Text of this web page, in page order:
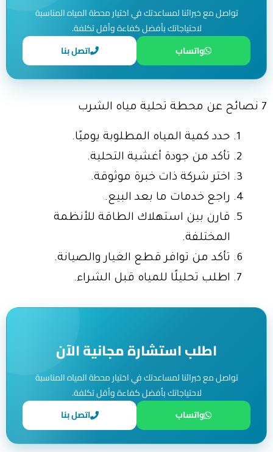
تواصل مع خبرائنا لمساعدتك في اختيار محطة المياه المناسبة
لاحتياجاتك بأفضل كفاءة وأقل تكلفة.
واتساب
اتصل بنا
7 نصائح عن محطة تحلية مياه الشرب
حدد كمية المياه المطلوبة يوميًا.
تأكد من جودة أغشية التحلية.
اختر شركة ذات خبرة موثوقة.
راجع خدمات ما بعد البيع.
قارن بين استهلاك الطاقة للأنظمة
المختلفة.
تأكد من توافر قطع الغيار والصيانة.
اطلب تحليلًا للمياه قبل الشراء.
اطلب استشارة مجانية الآن
تواصل مع خبرائنا لمساعدتك في اختيار محطة المياه المناسبة
لاحتياجاتك بأفضل كفاءة وأقل تكلفة.
واتساب
اتصل بنا